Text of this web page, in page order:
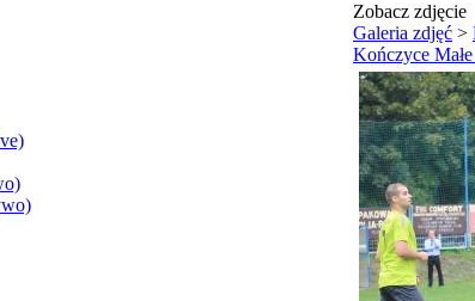
Zobacz zdjęcie
Galeria zdjęć >
Kończyce